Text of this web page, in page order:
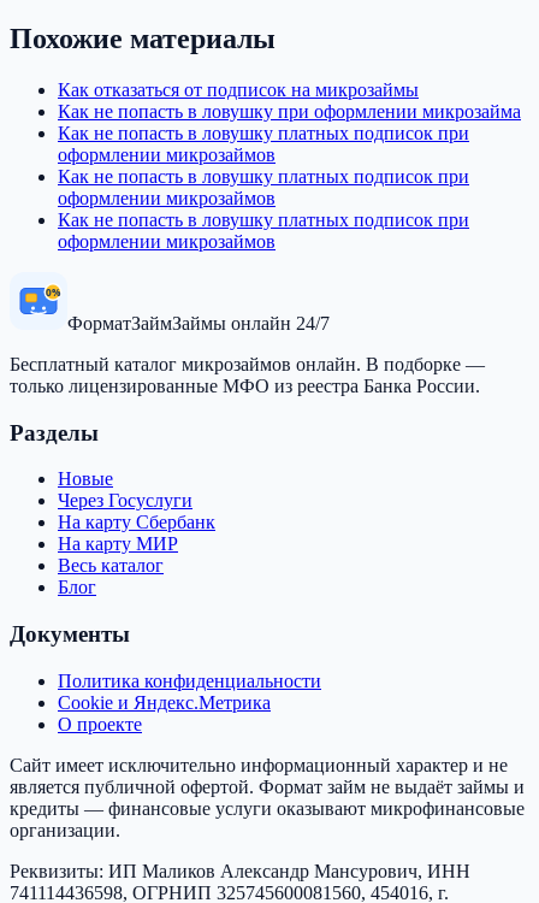
Похожие материалы
Как отказаться от подписок на микрозаймы
Как не попасть в ловушку при оформлении микрозайма
Как не попасть в ловушку платных подписок при
оформлении микрозаймов
Как не попасть в ловушку платных подписок при
оформлении микрозаймов
Как не попасть в ловушку платных подписок при
оформлении микрозаймов
0%
ФорматЗаймЗаймы онлайн 24/7
Бесплатный каталог микрозаймов онлайн. В подборке —
только лицензированные МФО из реестра Банка России.
Разделы
Новые
Через Госуслуги
На карту Сбербанк
На карту МИР
Весь каталог
Блог
Документы
Политика конфиденциальности
Cookie и Яндекс.Метрика
О проекте
Сайт имеет исключительно информационный характер и не
является публичной офертой. Формат займ не выдаёт займы и
кредиты — финансовые услуги оказывают микрофинансовые
организации.
Реквизиты: ИП Маликов Александр Мансурович, ИНН
741114436598, ОГРНИП 325745600081560, 454016, г.